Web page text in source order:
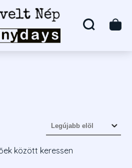
között keressen